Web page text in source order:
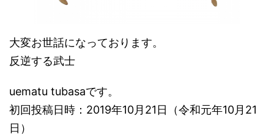
大変お世話になっております。
反逆する武士
uematu tubasaです。
初回投稿日時：2019年10月21日（令和元年10月21
日）